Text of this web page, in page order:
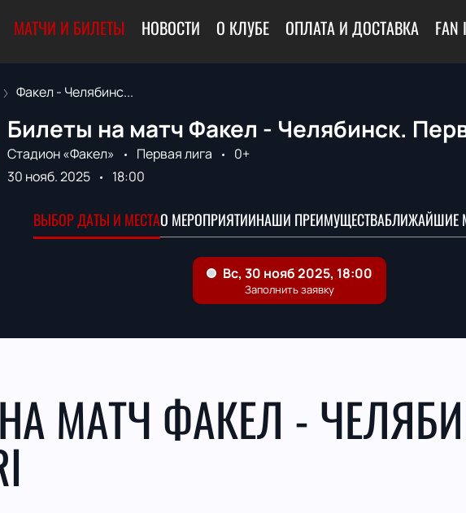
МАТЧИ И БИЛЕТЫ НОВОСТИ О КЛУБЕ ОПЛАТА И ДОСТАВКА FAN
Факел - Челябинс...
Билеты на матч Факел - Челябинск.
Стадион «Факел» Первая лига
0+
30 нояб. 2025
18:00
ВЫБОР ДАТЫ И МЕСТАО МЕРОПРИЯТИИНАШИ ПРЕИМУЩЕСТВАБЛИЖАЙШИЕ
МАТЧ ФАКЕЛ -